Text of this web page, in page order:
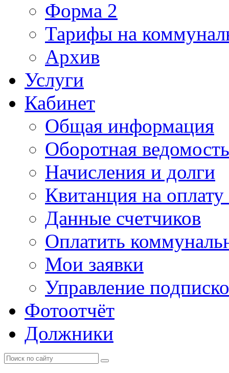
Форма 2
Тарифы на
Архив
Услуги
Кабинет
Общая информация
Оборотная ведомость
Начисления и долги
Квитанция на
Данные счетчиков
Оплатить
Мои заявки
Управление
Фотоотчёт
Должники